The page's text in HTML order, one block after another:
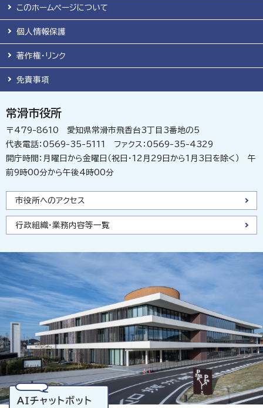
このホームページについて
個人情報保護
著作権・リンク
免責事項
常滑市役所
〒479-8610 愛知県常滑市飛香台3丁目3番地の5
代表電話：0569-35-5111 ファクス：0569-35-4329
開庁時間：月曜日から金曜日（祝日・12月29日から1月3日を除く） 午
前9時00分から午後4時00分
市役所へのアクセス
行政組織・業務内容等一覧